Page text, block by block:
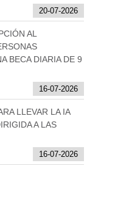
20-07-2026
AL
BECA DIARIA DE 9
16-07-2026
LLEVAR LA IA
A LAS
16-07-2026